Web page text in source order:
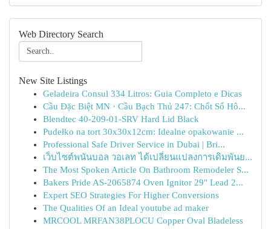
Web Directory Search
New Site Listings
Geladeira Consul 334 Litros: Guia Completo e Dicas
Cầu Đặc Biệt MN · Cầu Bạch Thủ 247: Chốt Số Hô...
Blendtec 40-209-01-SRV Hard Lid Black
Pudełko na tort 30x30x12cm: Idealne opakowanie ...
Professional Safe Driver Service in Dubai | Bri...
เว็บไซต์พนันบอล วอเลท ได้เปลี่ยนแปลงการเดิมพันย...
The Most Spoken Article On Bathroom Remodeler S...
Bakers Pride AS-2065874 Oven Ignitor 29" Lead 2...
Expert SEO Strategies For Higher Conversions
The Qualities Of an Ideal youtube ad maker
MRCOOL MRFAN38PLOCU Copper Oval Bladeless